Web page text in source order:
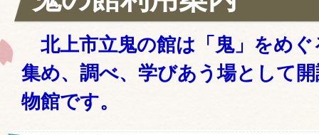
北上市立鬼の館は「鬼」をめ
集め、調べ、学びあう場として
物館です。